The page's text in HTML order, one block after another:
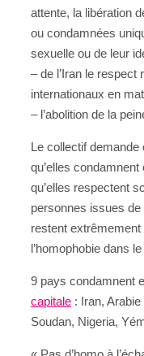
attente, la libération
ou condamnées
sexuelle ou de leur
– de l’Iran le
internationaux en
– l’abolition de la
Le collectif
qu’elles
qu’elles respectent
personnes issues de
restent
l’homophobie dans
9 pays condamnent
capitale : Iran,
Soudan, Nigeria,